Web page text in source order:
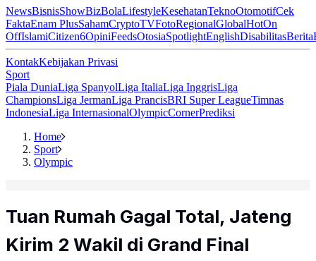
NewsBisnisShowBizBolaLifestyleKesehatanTeknoOtomotifCek
FaktaEnam PlusSahamCryptoTVFotoRegionalGlobalHotOn
OffIslamiCitizen6OpiniFeedsOtosiaSpotlightEnglishDisabilitasBerita
KontakKebijakan Privasi
Sport
Piala DuniaLiga SpanyolLiga ItaliaLiga InggrisLiga
ChampionsLiga JermanLiga PrancisBRI Super LeagueTimnas
IndonesiaLiga InternasionalOlympicCornerPrediksi
Home
Sport
Olympic
Tuan Rumah Gagal Total, Jateng
Kirim 2 Wakil di Grand Final